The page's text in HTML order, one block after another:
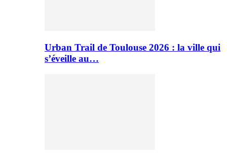
Urban Trail de Toulouse 2026 : la ville qui
s’éveille au…